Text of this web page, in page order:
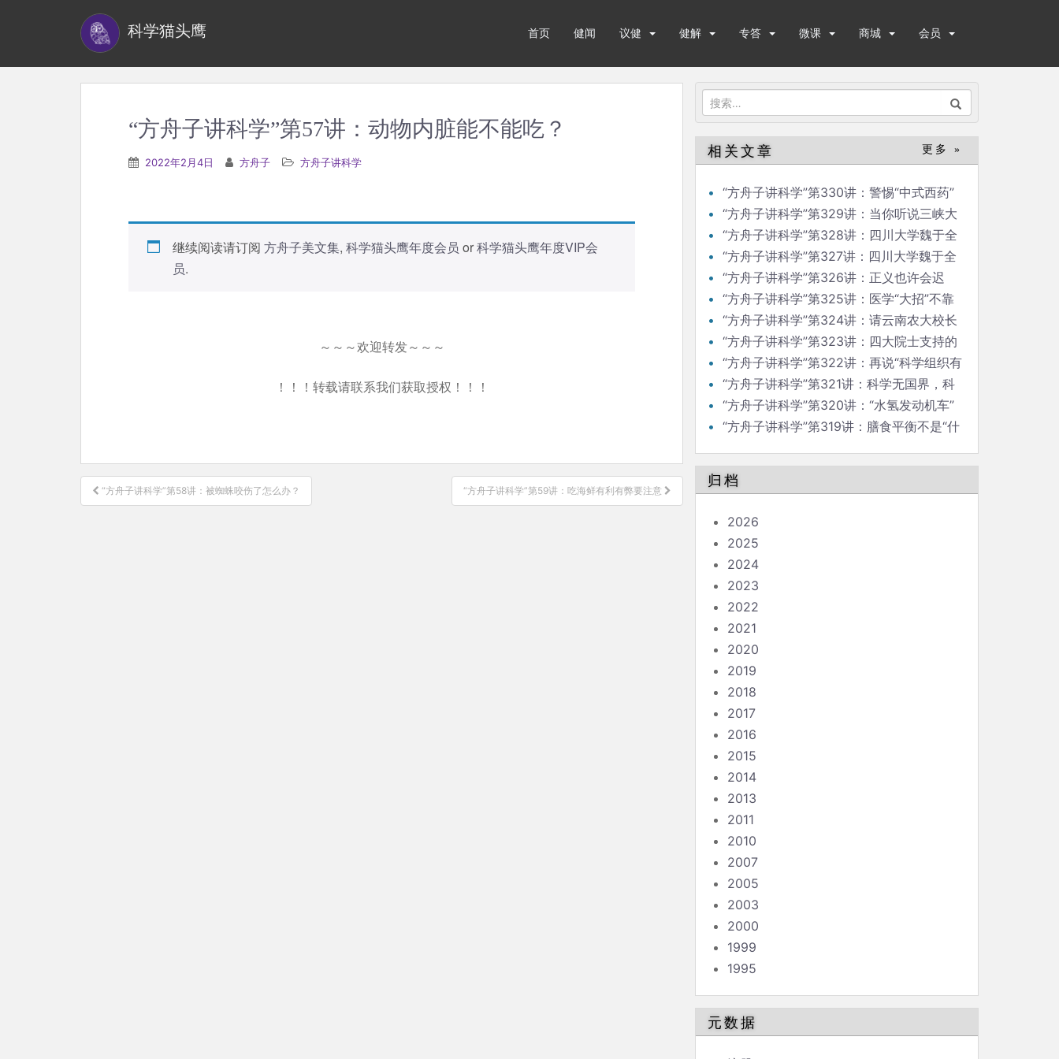
科学猫头鹰 首页 健闻 议健 健解 专答 微课 商城 会员
搜
索：
“方舟子讲科学”第57讲：动物内脏能不能吃？
2022年2月4日 方舟子 方舟子讲科学
继续阅读请订阅 方舟子美文集, 科学猫头鹰年度会员 or科学猫头鹰年度VIP会
员.
～～～欢迎转发～～～
！！！转载请联系我们获取授权！！！
文
章
“方舟子讲科学”第58讲：被蜘蛛咬伤了怎么办？ “方舟子讲科学”第59讲：吃海鲜有利有弊要注意
相关文章 更多 »
“方舟子讲科学”第330讲：警惕“中式西药”
“方舟子讲科学”第329讲：当你听说三峡大
坝变形
“方舟子讲科学”第328讲：四川大学魏于全
院士比预料的还大胆
“方舟子讲科学”第327讲：四川大学魏于全
院士造假越来越大胆
“方舟子讲科学”第326讲：正义也许会迟
到，会不会缺席？
“方舟子讲科学”第325讲：医学“大招”不靠
媒体来“放”
“方舟子讲科学”第324讲：请云南农大校长
拿出检测普洱茶论文来
“方舟子讲科学”第323讲：四大院士支持的
“氢气控癌”是真的吗？
“方舟子讲科学”第322讲：再说“科学组织有
祖国”“方舟子讲科学”第321讲：科学无国界，科
学组织有祖国
“方舟子讲科学”第320讲：“水氢发动机车”
是不是骗局？
“方舟子讲科学”第319讲：膳食平衡不是“什
归档
2026
2025
2024
2023
2022
2021
2020
2019
2018
2017
2016
2015
2014
2013
2011
2010
2007
2005
2003
2000
1999
1995
元数据